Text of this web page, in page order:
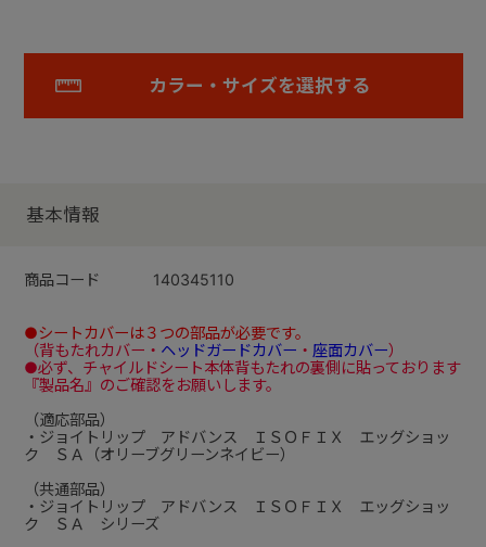
カラー・サイズを選択する
基本情報
商品コード 140345110
●シートカバーは３つの部品が必要です。
（背もたれカバー・ ヘッドガードカバー ・ 座面カバー）
●必ず、チャイルドシート本体背もたれの裏側に貼っております
『製品名』のご確認をお願いします。
（適応部品）
・ジョイトリップ アドバンス ＩＳＯＦＩＸ エッグショッ
ク ＳＡ（オリーブグリーンネイビー）
（共通部品）
・ジョイトリップ アドバンス ＩＳＯＦＩＸ エッグショッ
ク ＳＡ シリーズ